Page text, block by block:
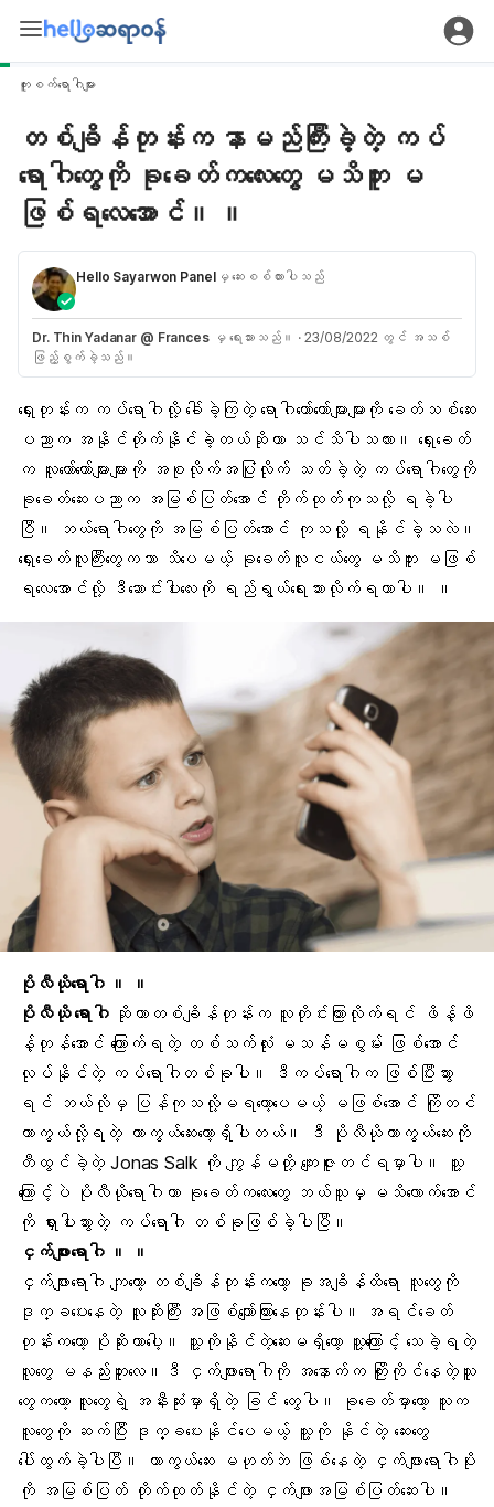
ကူးစက်ရောဂါများ
တစ်ချိန်တုန်းက နာမည်ကြီးခဲ့တဲ့ ကပ်
ရောဂါတွေကို ခုခေတ်ကလေးတွေ မသိဘူး မ
ဖြစ်ရလေအောင်။ ။
Hello Sayarwon Panelမှ ဆေးစစ်ထားပါသည်
Dr. Thin Yadanar @ Francesမှ ရေးသားသည်။ · 23/08/2022 တွင် အသစ်
ဖြည့်စွက်ခဲ့သည်။
ရှေးတုန်းက ကပ်ရောဂါလို့ ခေါ်ခဲ့ကြတဲ့ ရောဂါတော်တော်များများကို ခေတ်သစ်ဆေး
ပညာက အနိုင်တိုက်နိုင်ခဲ့တယ်ဆိုတာ သင်သိပါသလား။ ရှေးခေတ်
က လူတော်တော်များများကို အစုလိုက်အပြုံလိုက် သတ်ခဲ့တဲ့ ကပ်ရောဂါတွေကို
ခုခေတ်ဆေးပညာက အမြစ်ပြတ်အောင် တိုက်ထုတ်ကုသလို့ ရခဲ့ပါ
ပြီ။ ဘယ်ရောဂါတွေကို အမြစ်ပြတ်အောင် ကုသလို့ ရနိုင်ခဲ့သလဲ။
ရှေးခေတ်လူကြီးတွေကသာ သိပေမယ့် ခုခေတ်လူငယ်တွေ မသိဘူး မဖြစ်
ရလေအောင်လို့ ဒီဆောင်းပါးလေးကို ရည်ရွယ်ရေးသားလိုက်ရတာပါ။ ။
ပိုလီယိုရောဂါ ။ ။
ပိုလီယိုရောဂါ ဆိုတာတစ်ချိန်တုန်းက လူတိုင်းကြားလိုက်ရင် ဖိန့်ဖိ
န့်တုန်အောင် ကြောက်ရတဲ့ တစ်သက်လုံးမသန်မစွမ် း ဖြစ်အောင်
လုပ်နိုင်တဲ့ ကပ်ရောဂါတစ်ခုပါ။ ဒီကပ်ရောဂါက ဖြစ်ပြီးသွား
ရင် ဘယ်လိုမှ ပြန်ကုသလို့မရတော့ပေမယ့် မဖြစ်အောင် ကြိုတင်
ကာကွယ်လို့ရတဲ့ ကာကွယ်ဆေးတော့ရှိပါတယ်။ ဒီ
ပိုလီယိုကာကွယ်ဆေးကို
တီထွင်ခဲ့တဲ့ Jonas Salk ကို ကျွန်မတို့ ကျေးဇူးတင်ရမှာပါ။ သူ့
ကြောင့်ပဲ ပိုလီယိုရောဂါဟာ ခုခေတ်ကလေးတွေ ဘယ်သူမှ မသိလောက်အောင်
ကို ရှားပါးသွားတဲ့ ကပ်ရောဂါ တစ်ခုဖြစ်ခဲ့ပါပြီ။
ငှက်ဖျားရောဂါ ။ ။
ငှက်ဖျားရောဂါကျတော့ တစ်ချိန်တုန်းကတော့ ခုအချိန်ထိရော လူတွေကို
ဒုက္ခပေးနေတဲ့ လူဆိုးကြီး အဖြစ်ကျော်ကြားနေတုန်းပါ။ အရင်ခေတ်
တုန်းကတော့ ပိုဆိုးတာပေါ့။ သူ့ကိုနိုင်တဲ့ဆေးမရှိတော့ သူ့ကြောင့် သေခဲ့ရတဲ့
လူတွေ မနည်းဘူးလေ။ဒီ ငှက်ဖျားရောဂါကို အနောက်က ကြိုးကိုင်နေတဲ့သူ
တွေကတော့ လူတွေရဲ့ အနီးဆုံးမှာရှိတဲ့ခြင် တွေပါ။ ခုခေတ်မှာတော့ သူက
လူတွေကို ဆက်ပြီး ဒုက္ခပေးနိုင်ပေမယ့် သူ့ကို နိုင်တဲ့ ဆေးတွေ
ပေါ်ထွက်ခဲ့ပါပြီ။ ကာကွယ်ဆေး မဟုတ်ဘဲ ဖြစ်နေတဲ့ ငှက်ဖျားရောဂါပို
ကို အမြစ်ပြတ် တိုက်ထုတ်နိုင်တဲ့ ငှက်ဖျားအမြစ်ပြတ်ဆေးပါ။